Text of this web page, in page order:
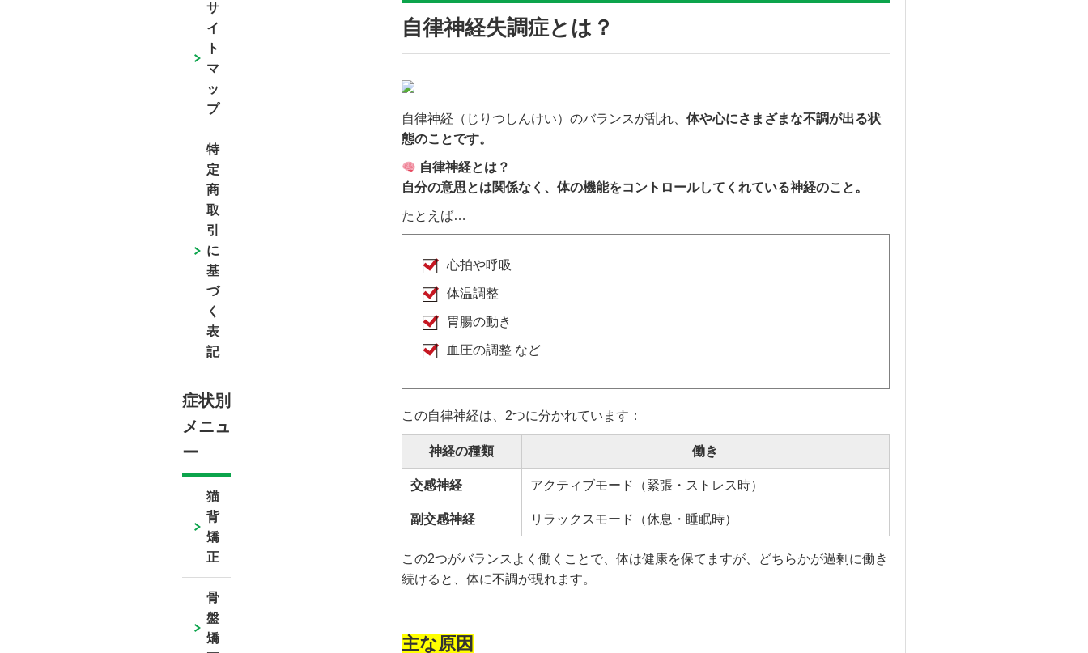
自律神経失調症とは？
自律神経（じりつしんけい）のバランスが乱れ、 体や心にさまざまな不調が出る状
態のことです。
自律神経とは？
自分の意思とは関係なく、体の機能をコントロールしてくれている神経のこと。
たとえば…
心拍や呼吸
体温調整
胃腸の動き
血圧の調整 など
この自律神経は、2つに分かれています：
神経の種類 働き
交感神経 アクティブモード（緊張・ストレス時）
副交感神経 リラックスモード（休息・睡眠時）
この2つがバランスよく働くことで、体は健康を保てますが、どちらかが過剰に働き
続けると、体に不調が現れます。
主な原因
サ
イ
ト
マ
ッ
プ
特
定
商
取
引
に
基
づ
く
表
記
症状別
メニュ
ー
猫
背
矯
正
骨
盤
矯